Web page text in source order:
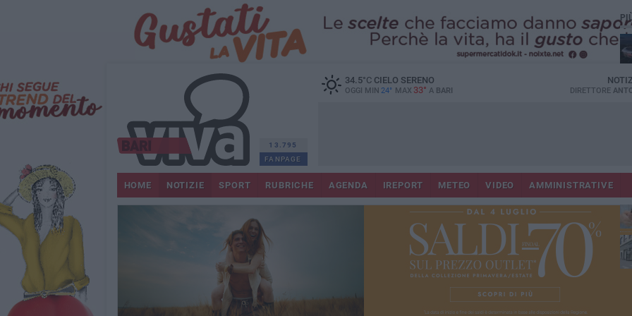
13.795
FANPAGE
34.5°CCIELO SERENO
OGGI MIN 24° MAX 33° A BARI DIRETTORE
HOME NOTIZIE SPORT RUBRICHE AGENDA IREPORT METEO VIDEO AMMINISTRATIVE